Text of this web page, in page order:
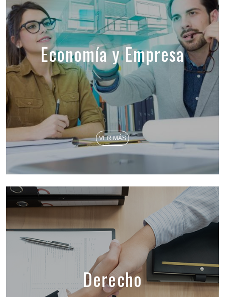
Economía y Empresa
VER MÁS
Derecho